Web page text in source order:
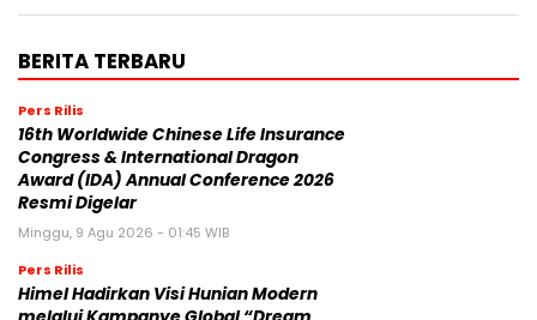
BERITA TERBARU
Pers Rilis
16th Worldwide Chinese Life Insurance
Congress & International Dragon
Award (IDA) Annual Conference 2026
Resmi Digelar
Minggu, 9 Agu 2026 - 01:45 WIB
Pers Rilis
Himel Hadirkan Visi Hunian Modern